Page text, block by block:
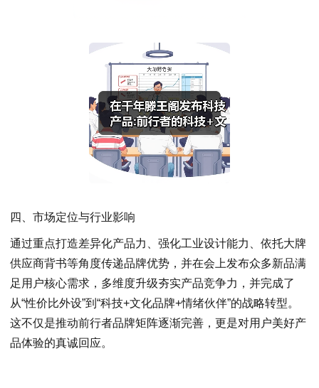
四、市场定位与行业影响
通过重点打造差异化产品力、强化工业设计能力、依托大牌
供应商背书等角度传递品牌优势，并在会上发布众多新品满
足用户核心需求，多维度升级夯实产品竞争力，并完成了
从“性价比外设”到“科技+文化品牌+情绪伙伴”的战略转型。
这不仅是推动前行者品牌矩阵逐渐完善，更是对用户美好产
品体验的真诚回应。